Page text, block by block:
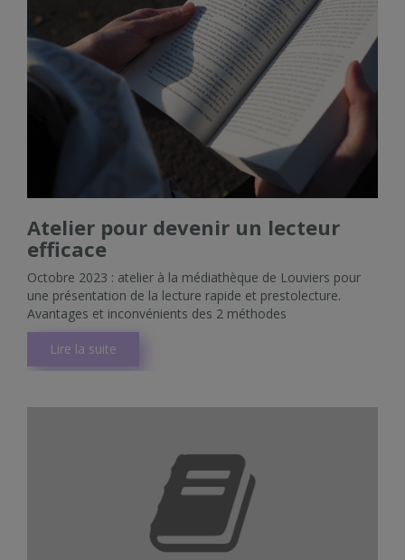
Atelier pour devenir un lecteur
efficace
Octobre 2023 : atelier à la médiathèque de Louviers pour
une présentation de la lecture rapide et prestolecture.
Avantages et inconvénients des 2 méthodes
Lire la suite